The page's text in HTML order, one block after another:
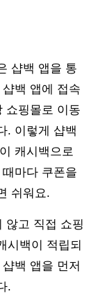
샵백 앱을 통
백 앱에 접속
쇼핑몰로 이동
. 이렇게 샵백
캐시백으로
마다 쿠폰을
쉬워요.
않고 직접 쇼핑
시백이 적립되
백 앱을 먼저
.